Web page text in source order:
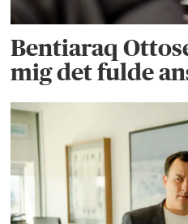
Bentiaraq
mig det fulde